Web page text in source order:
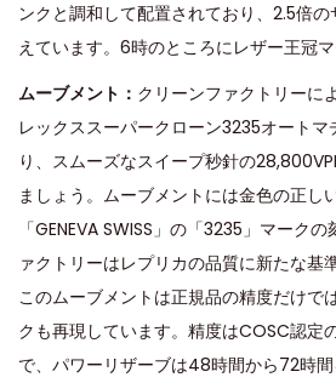
ンクと調和して配置されており、2.5倍
えています。6時のところにレザー王冠マ
ムーブメント： クリーンファクトリーに
レックススーパークローン3235オートマ
り、スムーズなスイープ秒針の
ましょう。ムーブメントには金色の正し
「GENEVA SWISS」の「3235」マーク
ァクトリーはレプリカの品質に新たな基
このムーブメントは正規品の精度だけで
クも再現しています。精度はCOSC認定
で、パワーリザーブは48時間から72時間